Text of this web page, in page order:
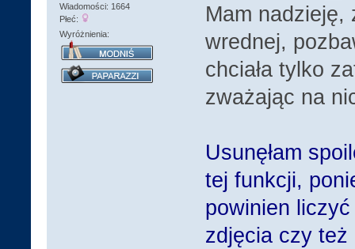
Wiadomości: 1664
Płeć:
Wyróżnienia:
Mam nadzieję,
wrednej,
chciała tylko
zważając na
Usunęłam
tej funkcji,
powinien
zdjęcia czy też